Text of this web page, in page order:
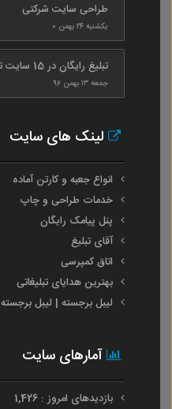
طراحی سایت شرکتی
یکشنبه ۲۴ بهمن ۰
تبلیغ رایگان در 15 سایت تبلیغاتی
جمعه ۱۳ بهمن ۹۶
لینک های سایت
انواع جعبه و کارتن آماده
خدمات طراحی و چاپ
پنل پیامک رایگان
آقای تبلیغ
اتاق کمپرسی
بهترین هدایای تبلیغاتی
لیبل برجسته | لیبل برجسته UV DTF | لیبل UV DTF
آمارهای سایت
بازدیدهای امروز : 1,426